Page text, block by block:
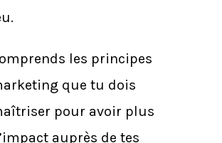
les principes
que tu dois
pour avoir plus
auprès de tes